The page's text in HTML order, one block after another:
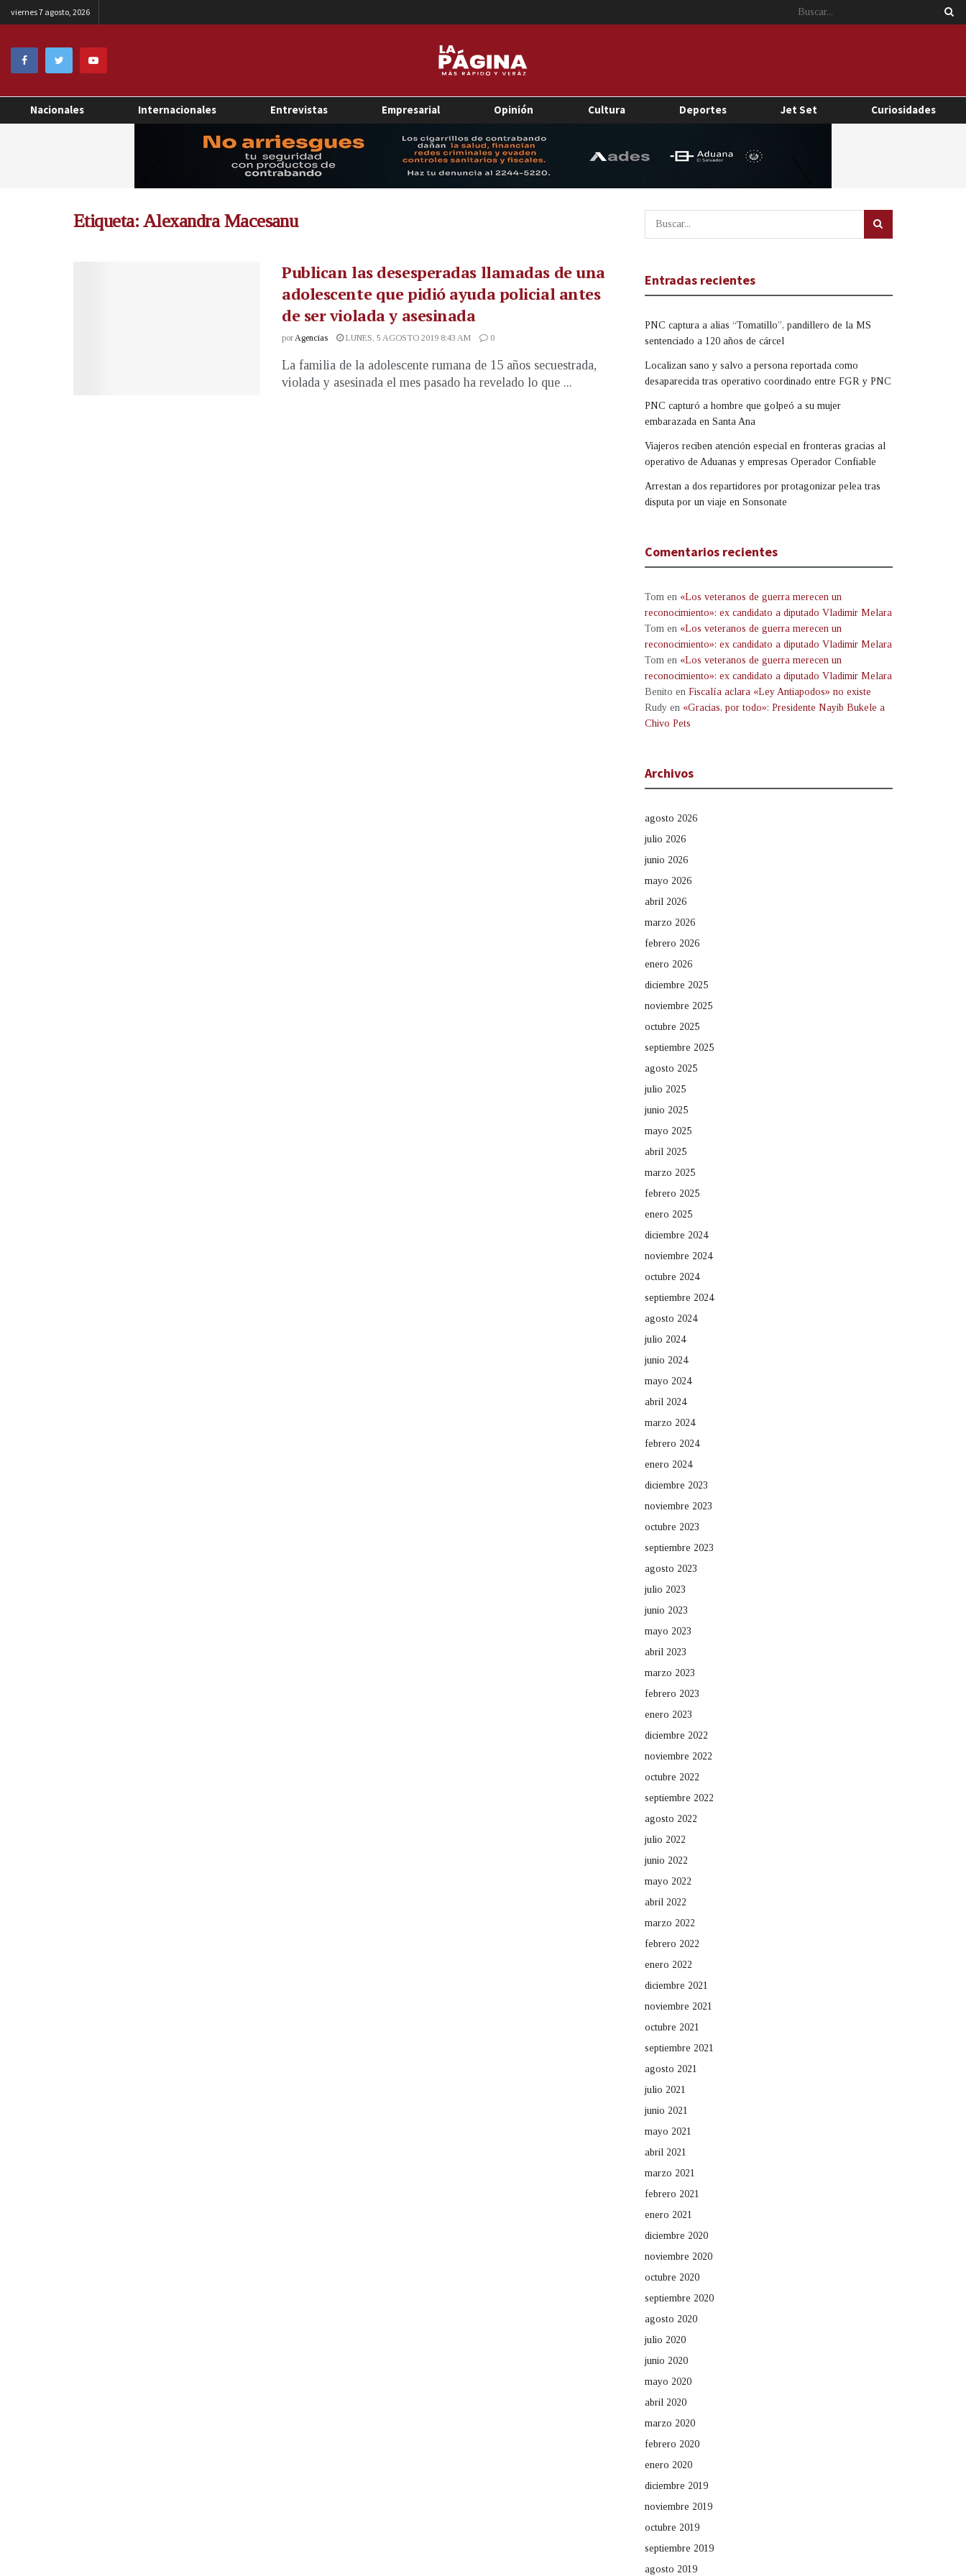
viernes 7 agosto, 2026
Nacionales Internacionales Entrevistas Empresarial Opinión Cultura Deportes Jet Set Curiosidades
Etiqueta: Alexandra Macesanu
Publican las desesperadas llamadas de una
adolescente que pidió ayuda policial antes
de ser violada y asesinada
porAgencias LUNES, 5 AGOSTO 2019 8:43 AM 0
La familia de la adolescente rumana de 15 años secuestrada,
violada y asesinada el mes pasado ha revelado lo que ...
Entradas recientes
PNC captura a alias “Tomatillo”, pandillero de la MS
sentenciado a 120 años de cárcel
Localizan sano y salvo a persona reportada como
desaparecida tras operativo coordinado entre FGR y PNC
PNC capturó a hombre que golpeó a su mujer
embarazada en Santa Ana
Viajeros reciben atención especial en fronteras gracias al
operativo de Aduanas y empresas Operador Confiable
Arrestan a dos repartidores por protagonizar pelea tras
disputa por un viaje en Sonsonate
Comentarios recientes
Tom en «Los veteranos de guerra merecen un
reconocimiento»: ex candidato a diputado Vladimir Melara
Tom en «Los veteranos de guerra merecen un
reconocimiento»: ex candidato a diputado Vladimir Melara
Tom en «Los veteranos de guerra merecen un
reconocimiento»: ex candidato a diputado Vladimir Melara
Benito en Fiscalía aclara «Ley Antiapodos» no existe
Rudy en «Gracias, por todo»: Presidente Nayib Bukele a
Chivo Pets
Archivos
agosto 2026
julio 2026
junio 2026
mayo 2026
abril 2026
marzo 2026
febrero 2026
enero 2026
diciembre 2025
noviembre 2025
octubre 2025
septiembre 2025
agosto 2025
julio 2025
junio 2025
mayo 2025
abril 2025
marzo 2025
febrero 2025
enero 2025
diciembre 2024
noviembre 2024
octubre 2024
septiembre 2024
agosto 2024
julio 2024
junio 2024
mayo 2024
abril 2024
marzo 2024
febrero 2024
enero 2024
diciembre 2023
noviembre 2023
octubre 2023
septiembre 2023
agosto 2023
julio 2023
junio 2023
mayo 2023
abril 2023
marzo 2023
febrero 2023
enero 2023
diciembre 2022
noviembre 2022
octubre 2022
septiembre 2022
agosto 2022
julio 2022
junio 2022
mayo 2022
abril 2022
marzo 2022
febrero 2022
enero 2022
diciembre 2021
noviembre 2021
octubre 2021
septiembre 2021
agosto 2021
julio 2021
junio 2021
mayo 2021
abril 2021
marzo 2021
febrero 2021
enero 2021
diciembre 2020
noviembre 2020
octubre 2020
septiembre 2020
agosto 2020
julio 2020
junio 2020
mayo 2020
abril 2020
marzo 2020
febrero 2020
enero 2020
diciembre 2019
noviembre 2019
octubre 2019
septiembre 2019
agosto 2019